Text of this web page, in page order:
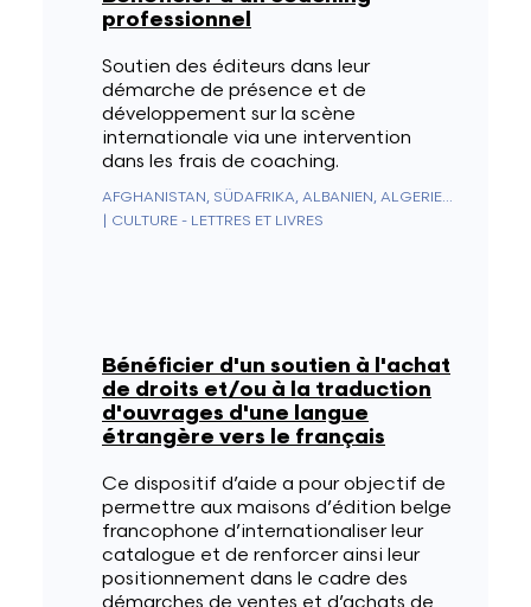
professionnel
Soutien des éditeurs dans leur
démarche de présence et de
développement sur la scène
internationale via une intervention
dans les frais de coaching.
AFGHANISTAN, SÜDAFRIKA, ALBANIEN, ALGERIEN, DEUTSCHLAND, ANDORRA, ANGOLA, ANGUILLA, ANTARKTIS, ANTIGUA UND BARBUDA, NIEDERLÄNDISCHE ANTILLEN, SAUDI-ARABIEN, ARGENTINIEN, ARMENIEN, ARUBA, AUSTRALIEN, AUSTRIA, ASERBAIDSCHAN, BAHAMAS, BAHRAIN, BANGLADESCH, BARBADOS, BELIZE, BENIN, BERMUDA, BHUTAN, WEISSRUSSLAND, BOLIVIEN, BOSNIEN UND HERZEGOWINA, BOTSWANA, BRASILIEN, BRUNEI, BULGARIEN, BURKINA FASO, BURUNDI, KAMBODSCHA, KAMERUN, KANADA, KAPVERDEN, CEUTA UND MELILLA, CHILE, CHINA, ZYPERN, VATIKANSTADT, KOLUMBIEN, KOMOREN, KONGO - BRAZZAVILLE, KONGO - KINSHASA, NORDKOREA, SÜDKOREA, COSTA RICA, ELFENBEINKÜSTE, KROATIEN, KUBA, CURAÇAO, DÄNEMARK, DIEGO GARCIA, DSCHIBUTI, DOMINICA, ÄGYPTEN, VEREINIGTE ARABISCHE EMIRATE, EQUADOR, ERITREA, SPANIEN, ESTLAND, KÖNIGREICH ESWATINI, VEREINIGTE STAATEN, ÄTHIOPIEN, FIDSCHI, FINNLAND, FRANKREICH, GABUN, GAMBIA, GEORGIEN, SÜDGEORGIEN UND DIE SÜDLICHEN SANDWICHINSELN, GHANA, GIBRALTAR, GRIECHENLAND, GRENADA, GRÖNLAND, GUADELOUPE, GUAM, GUATEMALA, GUERNSEY, GUINEA, ÄQUATORIALGUINEA, GUINEA-BISSAU, GUYANA, FRANZÖSISCH-GUAYANA, HAITI, HONDURAS, HONGKONG SONDERVERWALTUNGSZONE DER REPUBLIK CHINA, UNGARN, BOUVETINSEL, WEIHNACHTSINSEL, CLIPPERTON-INSEL, ASCENSION, ISLE OF MAN, NORFOLKINSEL, ÅLANDINSELN, KAIMANINSELN, KANARISCHE INSELN, KOKOSINSELN, COOKINSELN, US-ÜBERSEEINSELN, FÄRÖER, HEARD UND MCDONALDINSELN, FALKLANDINSELN, NÖRDLICHE MARIANEN, MARSHALLINSELN, PITCAIRNINSELN, SALOMONEN, TURKS- UND CAICOSINSELN, AMERIKANISCHE JUNGFERNINSELN, BRITISCHE JUNGFERNINSELN, INDIEN, INDONESIEN, IRAK, IRAN, IRLAND, ISLAND, ISRAEL, ITALIEN, JAMAIKA, JAPAN, JERSEY, JORDANIEN, KASACHSTAN, KENIA, KIRGISISTAN, KIRIBATI, KOSOVO, KUWAIT, LAOS, LESOTHO, LATVIA, LIBANON, LIBERIA, LIECHTENSTEIN, LITAUEN, LUXEMBURG, LIBYEN, NORDMAZEDONIEN, MADAGASKAR, MALAYSIA, MALAWI, MALEDIVEN, MALI, MALTA, MAROKKO, MARTINIQUE, MAURITIUS, MAURETANIEN, MAYOTTE, MEXIKO, MIKRONESIEN, REPUBLIK MOLDAU, MONACO, MONGOLEI, MONTENEGRO, MONTSERRAT, MOSAMBIK, MYANMAR (BIRMA), NAMIBIA, NAURU, NEPAL, NICARAGUA, NIGER, NIGERIA, NIUE, NORWEGEN, NEUKALEDONIEN, NEUSEELAND, ABGELEGENES OZEANIEN, OMAN, UGANDA, USBEKISTAN, PAKISTAN, PALAU, PANAMA, PAPUA-NEUGUINEA, PARAGUAY, NIEDERLANDE, KARIBISCHE NIEDERLANDE (BES-INSELN), PERU, PHILIPPINEN, POLEN, FRANZÖSISCH-POLYNESIEN, PUERTO RICO, PORTUGAL, KATAR, MACAU (CHINESISCHE SONDERVERWALTUNGSZONE), ZENTRALAFRIKANISCHE REPUBLIK, DOMINIKANISCHE REPUBLIK, RÉUNION, RUMÄNIEN, VEREINIGTES KÖNIGREICH, RUSSLAND, RUANDA, WESTSAHARA, ST. KITTS UND NEVIS, SAN MARINO, SAINT-PIERRE UND MIQUELON, ST. VINCENT & GRENADINEN, ST. HELENA, ST. LUCIA, EL SALVADOR, SAMOA, AMERIKANISCH-SAMOA, SÃO TOMÉ & PRÍNCIPE, SENEGAL, SERBIEN, SEYCHELLEN, SIERRA LEONE, SINGAPUR, SINT MAARTEN, SLOWAKEI, SLOWENIEN, SOMALIA, SUDAN, SÜDSUDAN, SRI LANKA, SAINT-BARTHÉLEMY, ST. MARTIN, SCHWEDEN, SCHWEIZ, SURINAM, SPITZBERGEN & JAN MAYEN, SYRIEN, TADSCHIKISTAN, TAIWAN, TANSANIA, TSCHAD, TSCHECHIEN, FRANZÖSISCHE SÜD- UND ANTARKTISGEBIETE, BRITISCHES TERRITORIUM IM INDISCHEN OZEAN, PALÄSTINENSISCHE AUTONOMIEGEBIETE, THAILAND, OSTTIMOR, TOGO, TOKELAU, TONGA, TRINIDAD UND TOBAGO, TRISTAN DA CUNHA, TUNESIEN, TÜRKEI, TURKMENISTAN, TUVALU, UKRAINE, URUGUAY, VANUATU, VENEZUELA, VIETNAM, WALLIS & FUTUNA, JEMEN, SAMBIA, SIMBABWE
| CULTURE - LETTRES ET LIVRES
Bénéficier d'un soutien à l'achat
de droits et/ou à la traduction
d'ouvrages d'une langue
étrangère vers le français
Ce dispositif d’aide a pour objectif de
permettre aux maisons d’édition belge
francophone d’internationaliser leur
catalogue et de renforcer ainsi leur
positionnement dans le cadre des
démarches de ventes et d’achats de